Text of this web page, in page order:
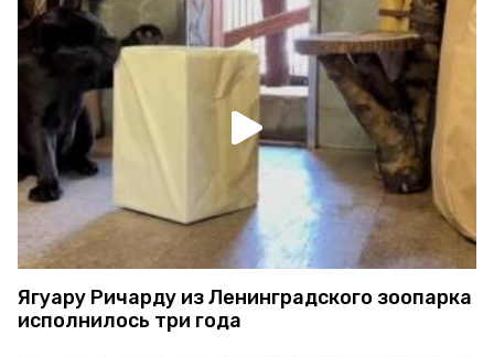
Ягуару Ричарду из Ленинградского зоопарка
исполнилось три года